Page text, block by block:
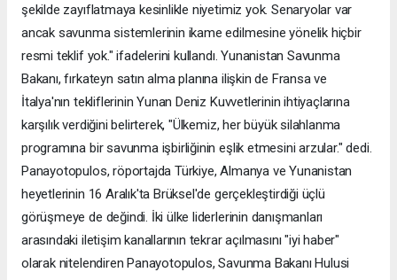
şekilde zayıflatmaya kesinlikle niyetimiz yok. Senaryolar var
ancak savunma sistemlerinin ikame edilmesine yönelik hiçbir
resmi teklif yok." ifadelerini kullandı. Yunanistan Savunma
Bakanı, fırkateyn satın alma planına ilişkin de Fransa ve
İtalya'nın tekliflerinin Yunan Deniz Kuvvetlerinin ihtiyaçlarına
karşılık verdiğini belirterek, "Ülkemiz, her büyük silahlanma
programına bir savunma işbirliğinin eşlik etmesini arzular." dedi.
Panayotopulos, röportajda Türkiye, Almanya ve Yunanistan
heyetlerinin 16 Aralık'ta Brüksel'de gerçekleştirdiği üçlü
görüşmeye de değindi. İki ülke liderlerinin danışmanları
arasındaki iletişim kanallarının tekrar açılmasını "iyi haber"
olarak nitelendiren Panayotopulos, Savunma Bakanı Hulusi